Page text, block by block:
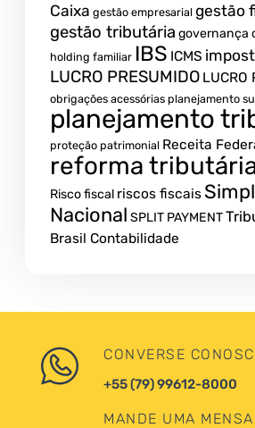
Caixa gestão empresarial gestão
gestão tributária governança
holding familiar IBS ICMS
LUCRO PRESUMIDO LUCRO
obrigações acessórias planejamento
planejamento
proteção patrimonial Receita
reforma
Risco fiscal riscos fiscais
Nacional SPLIT PAYMENT
Brasil Contabilidade
CONVERSE
+55 (79) 99612-8000
MANDE UMA